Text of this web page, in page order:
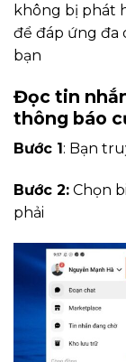
không bị phát
để đáp ứng đa
bạn
Đọc tin
thông báo
Bước 1 : Bạn
Bước 2: Chọn
phải